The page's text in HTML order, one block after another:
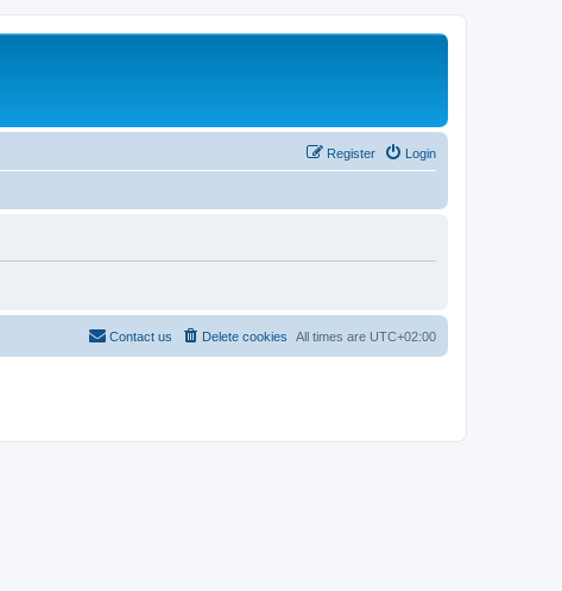
Login
Register
All times are UTC+02:00
Delete cookies
Contact us